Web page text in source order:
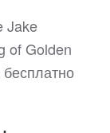
Jake
of Golden